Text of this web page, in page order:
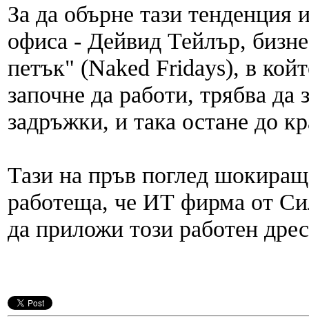
За да обърне тази тенденция
офиса - Дейвид Тейлър,
петък" (Naked Fridays), в
започне да работи, трябва
задръжки, и така остане до
Тази на пръв поглед
работеща, че ИТ фирма от
да приложи този работен